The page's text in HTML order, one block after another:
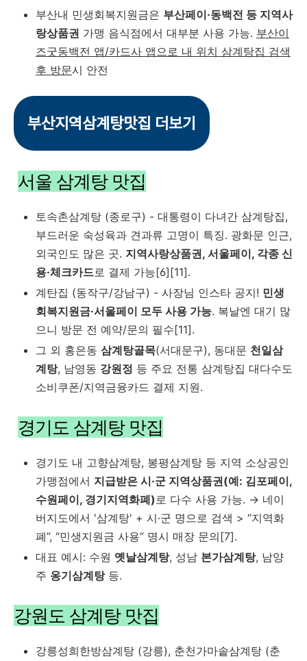
부산내 민생회복지원금은 부산페이·동백전 등 지역사
랑상품권 가맹 음식점에서 대부분 사용 가능. 부산이
즈굿동백전 앱/카드사 앱으로 내 위치 삼계탕집 검색
후 방문시 안전
부산지역삼계탕맛집 더보기
서울 삼계탕 맛집
토속촌삼계탕 (종로구) - 대통령이 다녀간 삼계탕집,
부드러운 숙성육과 견과류 고명이 특징. 광화문 인근,
외국인도 많은 곳. 지역사랑상품권, 서울페이, 각종 신
용·체크카드로 결제 가능[6][11].
계탄집 (동작구/강남구) - 사장님 인스타 공지! 민생
회복지원금·서울페이 모두 사용 가능. 복날엔 대기 많
으니 방문 전 예약/문의 필수[11].
그 외 홍은동 삼계탕골목(서대문구), 동대문 천일삼
계탕, 남영동 강원정 등 주요 전통 삼계탕집 대다수도
소비쿠폰/지역금융카드 결제 지원.
경기도 삼계탕 맛집
경기도 내 고향삼계탕, 봉평삼계탕 등 지역 소상공인
가맹점에서 지급받은 시·군 지역상품권(예: 김포페이,
수원페이, 경기지역화폐) 로 다수 사용 가능. → 네이
버지도에서 '삼계탕' + 시·군 명으로 검색 > “지역화
폐”, “민생지원금 사용” 명시 매장 문의[7].
대표 예시: 수원 옛날삼계탕, 성남 본가삼계탕, 남양
주 옹기삼계탕등.
강원도 삼계탕 맛집
강릉성희한방삼계탕 (강릉), 춘천가마솥삼계탕 (춘